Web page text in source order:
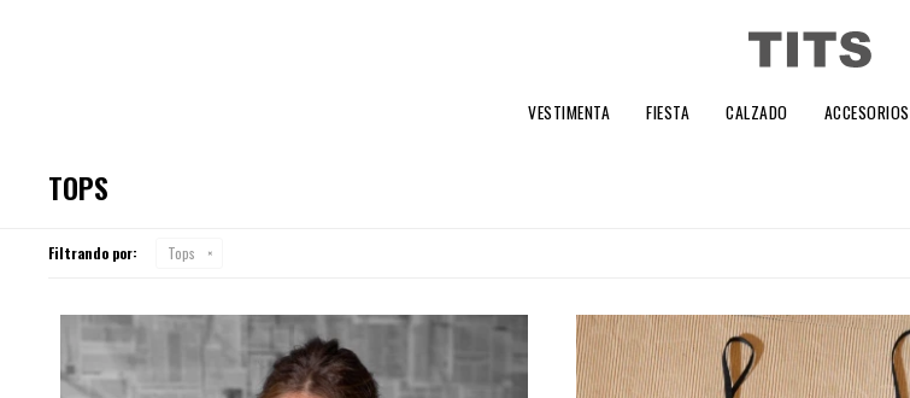
VESTIMENTA FIESTA CALZADO ACCESORIOS
TOPS
Filtrando por: Tops